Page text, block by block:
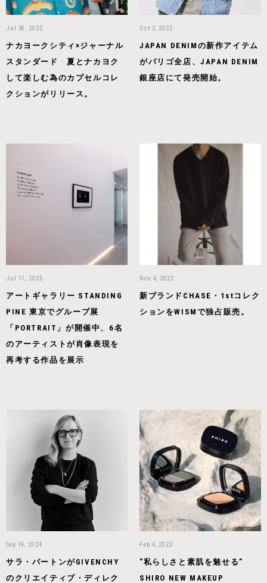
Jul 30, 2022
ナカヨークシティ×ジャーナル
スタンダード 夏とナカヨク
して楽しむ為のカプセルコレ
クションがリリース。
Oct 3, 2022
JAPAN DENIMの新作アイテム
がパリゴ全店、JAPAN DENIM
銀座店にて発売開始。
Jul 11, 2025
アートギャラリー STANDING
PINE 東京でグループ展
「PORTRAIT」が開催中、6名
のアーティストが肖像表現を
再考する作品を展示
Nov 4, 2022
新ブランドCHASE・1stコレク
ションをWISMで独占販売。
Sep 19, 2024
サラ・バートンがGIVENCHY
のクリエイティブ・ディレク
Feb 4, 2022
”私らしさと素肌を魅せる”
SHIRO NEW MAKEUP